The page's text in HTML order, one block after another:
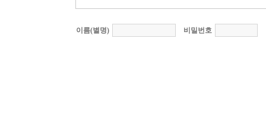
이름(별명) 비밀번호